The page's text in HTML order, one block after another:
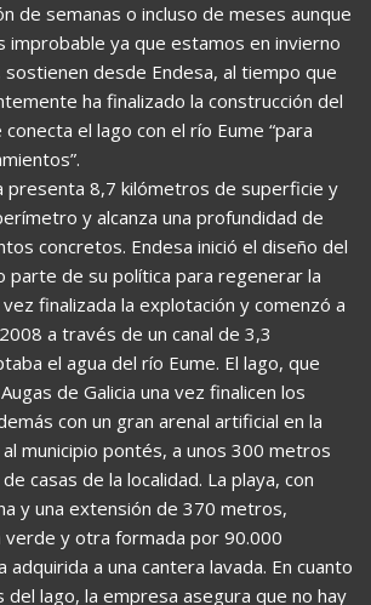
de semanas o incluso de meses aunque
improbable ya que estamos en invierno
sostienen desde Endesa, al tiempo que
ha finalizado la construcción del
el lago con el río Eume “para
presenta 8,7 kilómetros de superficie y
y alcanza una profundidad de
concretos. Endesa inició el diseño del
parte de su política para regenerar la
finalizada la explotación y comenzó a
a través de un canal de 3,3
el agua del río Eume. El lago, que
de Galicia una vez finalicen los
con un gran arenal artificial en la
municipio pontés, a unos 300 metros
casas de la localidad. La playa, con
y una extensión de 370 metros,
verde y otra formada por 90.000
adquirida a una cantera lavada. En cuanto
del lago, la empresa asegura que no hay